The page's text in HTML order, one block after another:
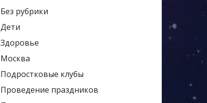
Без рубрики
Дети
Здоровье
Москва
Подростковые клубы
Проведение праздников